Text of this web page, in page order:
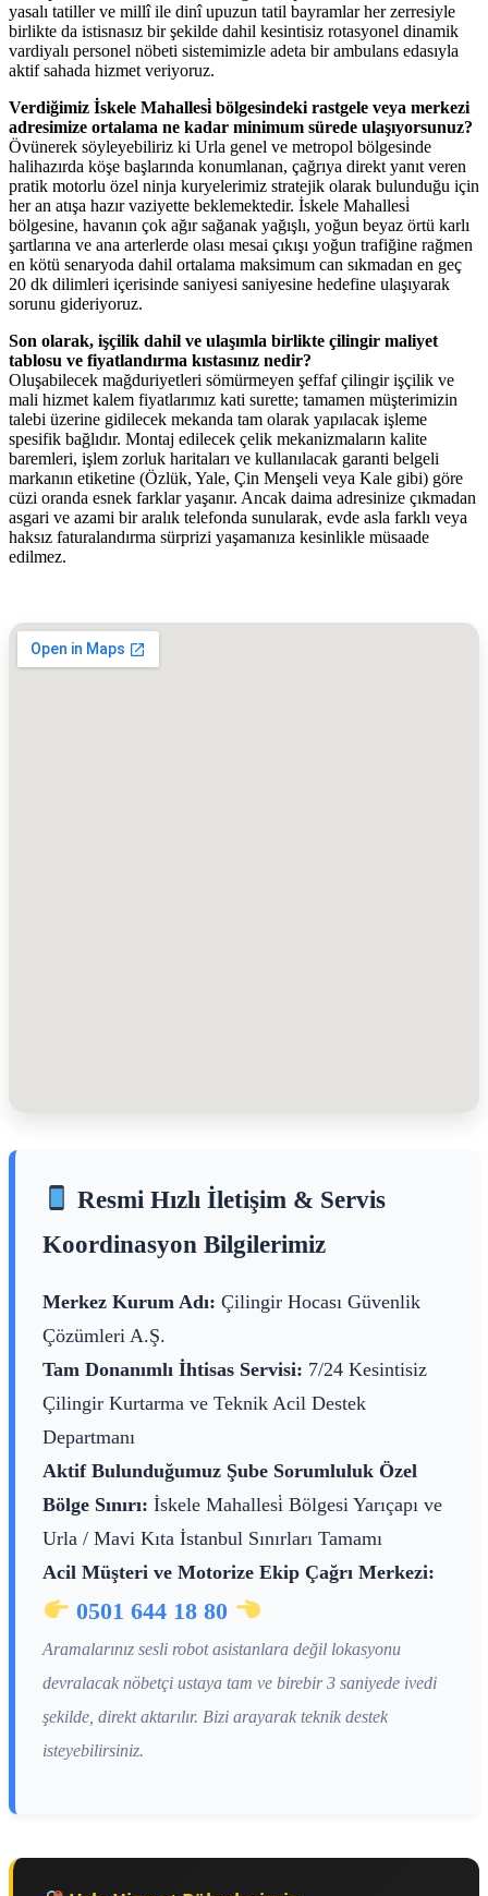
yasalı tatiller ve millî ile dinî upuzun tatil bayramlar her zerresiyle
birlikte da istisnasız bir şekilde dahil kesintisiz rotasyonel dinamik
vardiyalı personel nöbeti sistemimizle adeta bir ambulans edasıyla
aktif sahada hizmet veriyoruz.
Verdiğimiz İskele Mahallesi̇ bölgesindeki rastgele veya merkezi
adresimize ortalama ne kadar minimum sürede ulaşıyorsunuz?
Övünerek söyleyebiliriz ki Urla genel ve metropol bölgesinde
halihazırda köşe başlarında konumlanan, çağrıya direkt yanıt veren
pratik motorlu özel ninja kuryelerimiz stratejik olarak bulunduğu için
her an atışa hazır vaziyette beklemektedir. İskele Mahallesi̇
bölgesine, havanın çok ağır sağanak yağışlı, yoğun beyaz örtü karlı
şartlarına ve ana arterlerde olası mesai çıkışı yoğun trafiğine rağmen
en kötü senaryoda dahil ortalama maksimum can sıkmadan en geç
20 dk dilimleri içerisinde saniyesi saniyesine hedefine ulaşıyarak
sorunu gideriyoruz.
Son olarak, işçilik dahil ve ulaşımla birlikte çilingir maliyet
tablosu ve fiyatlandırma kıstasınız nedir?
Oluşabilecek mağduriyetleri sömürmeyen şeffaf çilingir işçilik ve
mali hizmet kalem fiyatlarımız kati surette; tamamen müşterimizin
talebi üzerine gidilecek mekanda tam olarak yapılacak işleme
spesifik bağlıdır. Montaj edilecek çelik mekanizmaların kalite
baremleri, işlem zorluk haritaları ve kullanılacak garanti belgeli
markanın etiketine (Özlük, Yale, Çin Menşeli veya Kale gibi) göre
cüzi oranda esnek farklar yaşanır. Ancak daima adresinize çıkmadan
asgari ve azami bir aralık telefonda sunularak, evde asla farklı veya
haksız faturalandırma sürprizi yaşamanıza kesinlikle müsaade
edilmez.
Resmi Hızlı İletişim & Servis
Koordinasyon Bilgilerimiz
Merkez Kurum Adı: Çilingir Hocası Güvenlik
Çözümleri A.Ş.
Tam Donanımlı İhtisas Servisi: 7/24 Kesintisiz
Çilingir Kurtarma ve Teknik Acil Destek
Departmanı
Aktif Bulunduğumuz Şube Sorumluluk Özel
Bölge Sınırı: İskele Mahallesi̇ Bölgesi Yarıçapı ve
Urla / Mavi Kıta İstanbul Sınırları Tamamı
Acil Müşteri ve Motorize Ekip Çağrı Merkezi:
0501 644 18 80
Aramalarınız sesli robot asistanlara değil lokasyonu
devralacak nöbetçi ustaya tam ve birebir 3 saniyede ivedi
şekilde, direkt aktarılır. Bizi arayarak teknik destek
isteyebilirsiniz.